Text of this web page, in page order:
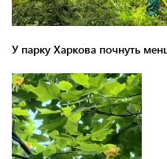
У парку Харкова почнуть